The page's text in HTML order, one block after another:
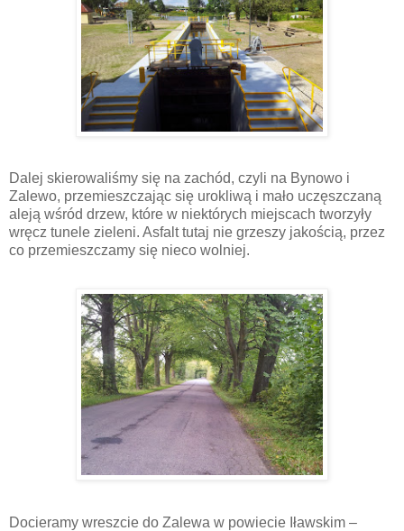
Dalej skierowaliśmy się na zachód, czyli na Bynowo i
Zalewo, przemieszczając się urokliwą i mało uczęszczaną
aleją wśród drzew, które w niektórych miejscach tworzyły
wręcz tunele zieleni. Asfalt tutaj nie grzeszy jakością, przez
co przemieszczamy się nieco wolniej.
Docieramy wreszcie do Zalewa w powiecie Iławskim –